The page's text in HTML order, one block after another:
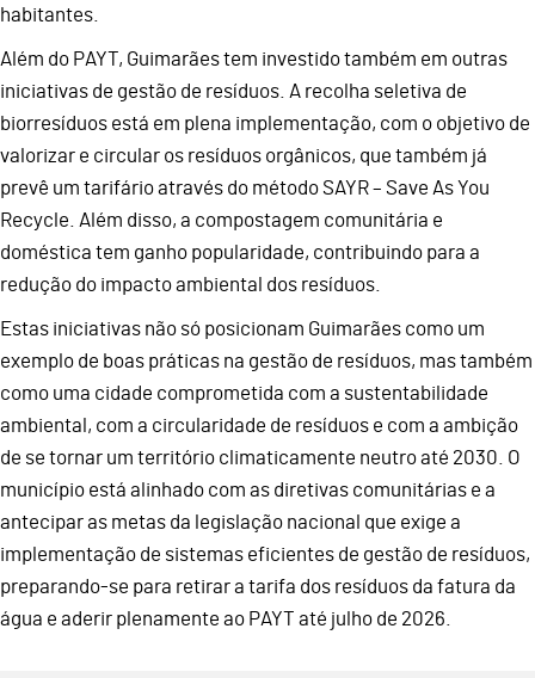
habitantes.
Além do PAYT, Guimarães tem investido também em outras
iniciativas de gestão de resíduos. A recolha seletiva de
biorresíduos está em plena implementação, com o objetivo de
valorizar e circular os resíduos orgânicos, que também já
prevê um tarifário através do método SAYR – Save As You
Recycle. Além disso, a compostagem comunitária e
doméstica tem ganho popularidade, contribuindo para a
redução do impacto ambiental dos resíduos.
Estas iniciativas não só posicionam Guimarães como um
exemplo de boas práticas na gestão de resíduos, mas também
como uma cidade comprometida com a sustentabilidade
ambiental, com a circularidade de resíduos e com a ambição
de se tornar um território climaticamente neutro até 2030. O
município está alinhado com as diretivas comunitárias e a
antecipar as metas da legislação nacional que exige a
implementação de sistemas eficientes de gestão de resíduos,
preparando-se para retirar a tarifa dos resíduos da fatura da
água e aderir plenamente ao PAYT até julho de 2026.